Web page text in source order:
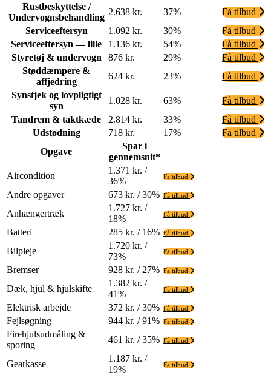
Rustbeskyttelse /
Undervognsbehandling
2.638 kr. 37%
Få tilbud
Serviceeftersyn
1.092 kr. 30%
Få tilbud
Serviceeftersyn — lille
1.136 kr. 54%
Få tilbud
Styretøj & undervogn
876 kr. 29%
Få tilbud
Støddæmpere &
affjedring
624 kr. 23%
Få tilbud
Synstjek og lovpligtigt
syn
1.028 kr. 63%
Få tilbud
Tandrem & taktkæde
2.814 kr. 33%
Få tilbud
Udstødning
718 kr. 17%
Få tilbud
Opgave
Spar i
gennemsnit*
Aircondition
1.371 kr. /
36%
Få tilbud
Andre opgaver 673 kr. / 30% Få tilbud
Anhængertræk
1.727 kr. /
18%
Få tilbud
Batteri 285 kr. / 16% Få tilbud
Bilpleje
1.720 kr. /
73%
Få tilbud
Bremser 928 kr. / 27% Få tilbud
Dæk, hjul & hjulskifte
1.382 kr. /
41%
Få tilbud
Elektrisk arbejde 372 kr. / 30% Få tilbud
Fejlsøgning 944 kr. / 91% Få tilbud
Firehjulsudmåling &
sporing
461 kr. / 35% Få tilbud
Gearkasse
1.187 kr. /
19%
Få tilbud